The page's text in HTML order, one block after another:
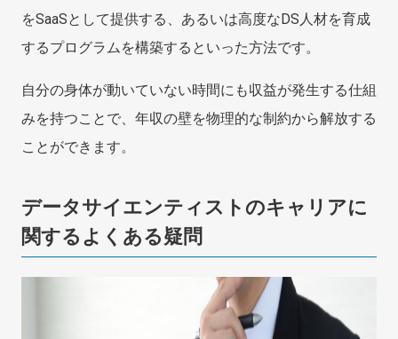
をSaaSとして提供する、あるいは高度なDS人材を育成
するプログラムを構築するといった方法です。
自分の身体が動いていない時間にも収益が発生する仕組
みを持つことで、年収の壁を物理的な制約から解放する
ことができます。
データサイエンティストのキャリアに
関するよくある疑問